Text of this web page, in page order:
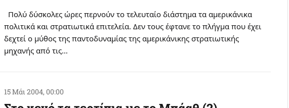
Πολύ δύσκολες ώρες περνούν το τελευταίο διάστημα τα αμερικάνικα
πολιτικά και στρατιωτικά επιτελεία. Δεν τους έφτανε το πλήγμα που έχει
δεχτεί ο μύθος της παντοδυναμίας της αμερικάνικης στρατιωτικής
μηχανής από τις…
15 Μάι 2004, 00:00